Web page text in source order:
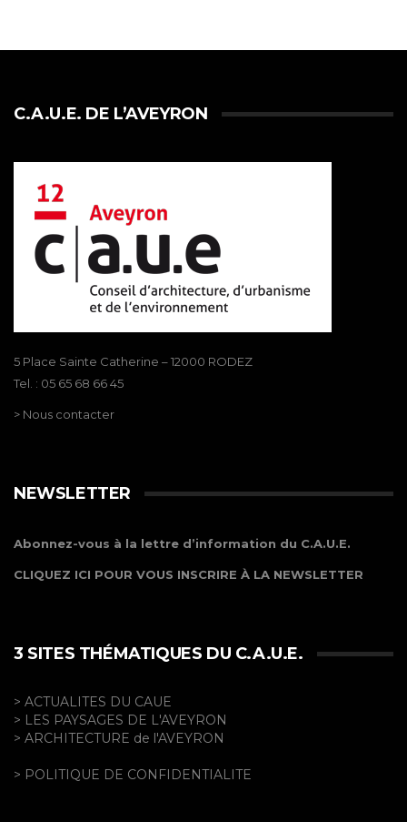
C.A.U.E. DE L’AVEYRON
5 Place Sainte Catherine – 12000 RODEZ
Tel. : 05 65 68 66 45
> Nous contacter
NEWSLETTER
Abonnez-vous à la lettre d’information du C.A.U.E.
CLIQUEZ ICI POUR VOUS INSCRIRE À LA NEWSLETTER
3 SITES THÉMATIQUES DU C.A.U.E.
> ACTUALITES DU CAUE
> LES PAYSAGES DE L'AVEYRON
> ARCHITECTURE de l'AVEYRON
> POLITIQUE DE CONFIDENTIALITE